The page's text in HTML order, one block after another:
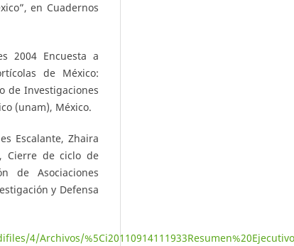
en Cuadernos
2004 Encuesta a
de México:
de Investigaciones
(unam), México.
Escalante, Zhaira
Cierre de ciclo de
de Asociaciones
y Defensa
4/Archivos/